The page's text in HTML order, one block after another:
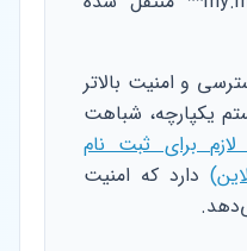
و امنیت بالاتر
یکپارچه، شباهت
برای ثبت نام
دارد که امنیت